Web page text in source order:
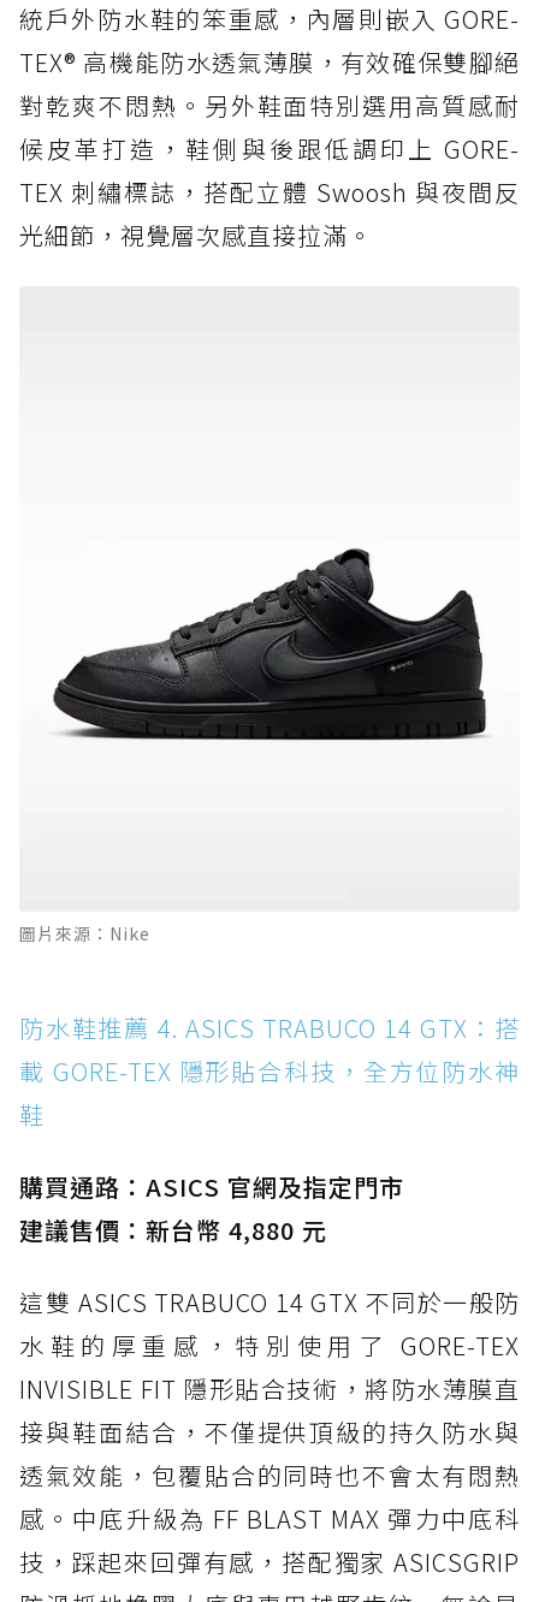
統戶外防水鞋的笨重感，內層則嵌入 GORE-
TEX® 高機能防水透氣薄膜，有效確保雙腳絕
對乾爽不悶熱。另外鞋面特別選用高質感耐
候皮革打造，鞋側與後跟低調印上 GORE-
TEX 刺繡標誌，搭配立體 Swoosh 與夜間反
光細節，視覺層次感直接拉滿。
圖片來源：Nike
防水鞋推薦 4. ASICS TRABUCO 14 GTX：搭
載 GORE-TEX 隱形貼合科技，全方位防水神
鞋
購買通路：ASICS 官網及指定門市
建議售價：新台幣 4,880 元
這雙 ASICS TRABUCO 14 GTX 不同於一般防
水鞋的厚重感，特別使用了 GORE-TEX
INVISIBLE FIT 隱形貼合技術，將防水薄膜直
接與鞋面結合，不僅提供頂級的持久防水與
透氣效能，包覆貼合的同時也不會太有悶熱
感。中底升級為 FF BLAST MAX 彈力中底科
技，踩起來回彈有感，搭配獨家 ASICSGRIP